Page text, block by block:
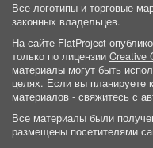
Все логотипы и торговые
законных владельцев.
На сайте FlatProject
только по лицензии Creative
материалы могут быть
целях. Если вы планируете
материалов - свяжитесь с
Все материалы были
размещены посетителями